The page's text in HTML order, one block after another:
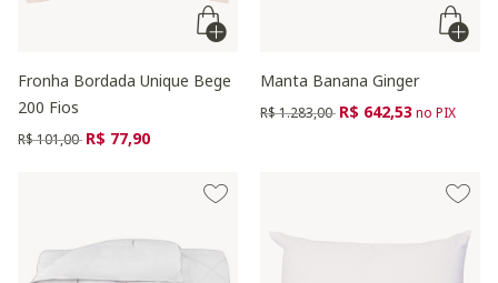
Fronha Bordada Unique Bege
200 Fios
Preço reduzido de
R$ 101,00 para
R$ 77,90
Manta Banana Ginger
Preço reduzido de
R$ 1.283,00 para
R$ 642,53no PIX